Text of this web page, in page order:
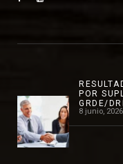
POR
GRDE/
8 junio, 2026